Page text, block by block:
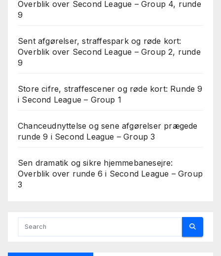
Overblik over Second League – Group 4, runde
9
Sent afgørelser, straffespark og røde kort:
Overblik over Second League – Group 2, runde
9
Store cifre, straffescener og røde kort: Runde 9
i Second League – Group 1
Chanceudnyttelse og sene afgørelser prægede
runde 9 i Second League – Group 3
Sen dramatik og sikre hjemmebanesejre:
Overblik over runde 6 i Second League – Group
3